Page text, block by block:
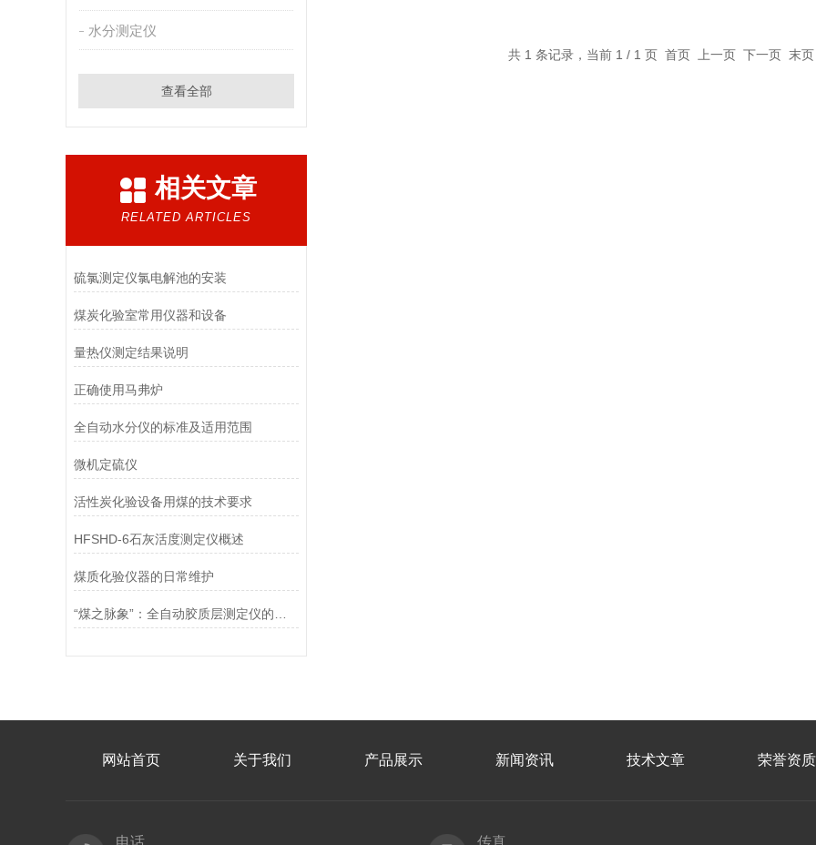
水分测定仪
查看全部
相关文章
RELATED ARTICLES
硫氯测定仪​氯电解池的安装
煤炭化验室常用仪器和设备
量热仪测定结果说明
正确使用马弗炉
全自动水分仪的标准及适用范围
微机定硫仪
活性炭化验设备用煤的技术要求
HFSHD-6石灰活度测定仪概述
煤质化验仪器的日常维护
共 1 条记录，当前 1 / 1 页 首页 上一页 下一页 末
网站首页 关于我们 产品展示 新闻资讯 技术文章 荣誉资质
电话 传真